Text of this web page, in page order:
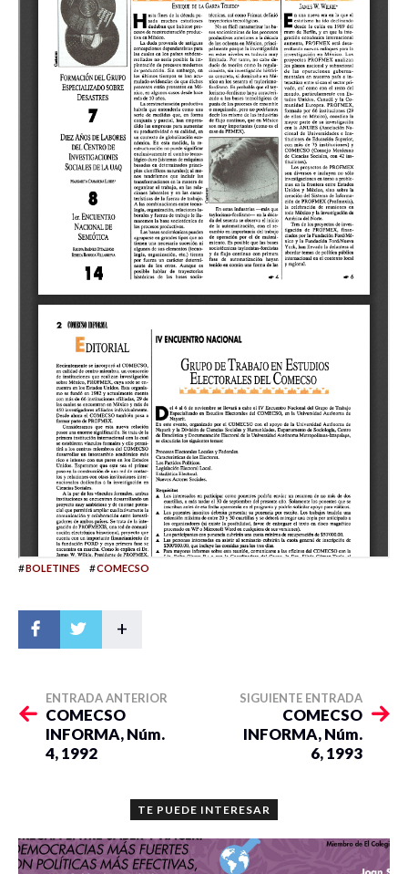
#BOLETINES #COMECSO
+
ENTRADA ANTERIOR
COMECSO
INFORMA, Núm.
4, 1992
SIGUIENTE ENTRADA
COMECSO
INFORMA, Núm.
6, 1993
TE PUEDE INTERESAR